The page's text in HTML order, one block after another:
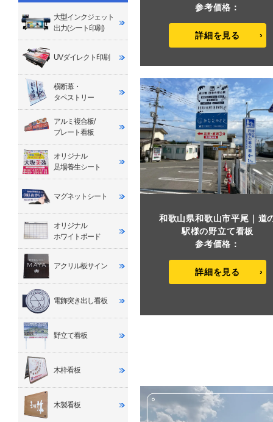
参考価格：
詳細を見る
和歌山県和歌山市平尾｜道
駅様の野立て看板
参考価格：
詳細を見る
大型インクジェット
出力(シート印刷)
UVダイレクト印刷
横断幕・
タペストリー
アルミ複合板/
プレート看板
オリジナル
足場養生シート
マグネットシート
オリジナル
ホワイトボード
アクリル板サイン
電飾突き出し看板
野立て看板
木枠看板
木製看板